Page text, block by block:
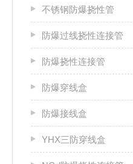
不锈钢防爆挠性管
防爆过线挠性连接管
防爆挠性连接管
防爆穿线盒
防爆接线盒
YHX三防穿线盒